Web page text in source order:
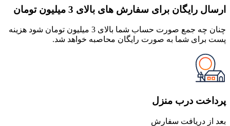
ارسال رایگان برای سفارش های بالای 3 میلیون تومان
چنان چه جمع صورت حساب شما بالای 3 میلیون تومان شود هزینه
پست برای شما به صورت رایگان محاصبه خواهد شد.
پرداخت درب منزل
بعد از دریافت سفارش